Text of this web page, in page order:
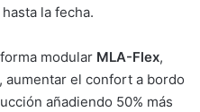
la fecha.
modular MLA-Flex,
aumentar el confort a bordo
añadiendo 50% más